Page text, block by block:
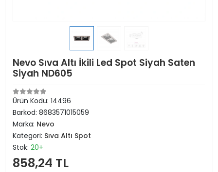
Nevo Sıva Altı İkili Led Spot Siyah Saten
Siyah ND605
Ürün Kodu: 14496
Barkod: 8683571015059
Marka: Nevo
Kategori: Sıva Altı Spot
Stok: 20+
858,24 TL